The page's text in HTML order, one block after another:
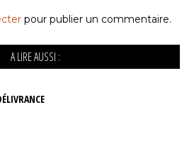
pour publier un commentaire.
A LIRE AUSSI :